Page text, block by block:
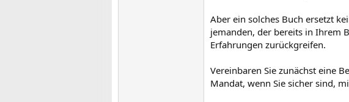
Aber ein solches Buch ersetzt
jemanden, der bereits in Ihrem
Erfahrungen zurückgreifen.
Vereinbaren Sie zunächst eine
Mandat, wenn Sie sicher sind,